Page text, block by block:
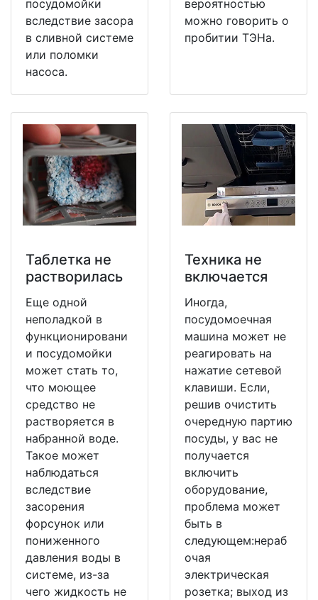
посудомойки
вследствие засора
в сливной системе
или поломки
насоса.
вероятностью
можно говорить о
пробитии ТЭНа.
Таблетка не
растворилась
Еще одной
неполадкой в
функционировани
и посудомойки
может стать то,
что моющее
средство не
растворяется в
набранной воде.
Такое может
наблюдаться
вследствие
засорения
форсунок или
пониженного
давления воды в
системе, из-за
чего жидкость не
Техника не
включается
Иногда,
посудомоечная
машина может не
реагировать на
нажатие сетевой
клавиши. Если,
решив очистить
очередную партию
посуды, у вас не
получается
включить
оборудование,
проблема может
быть в
следующем:нераб
очая
электрическая
розетка; выход из